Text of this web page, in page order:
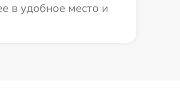
в удобное место и